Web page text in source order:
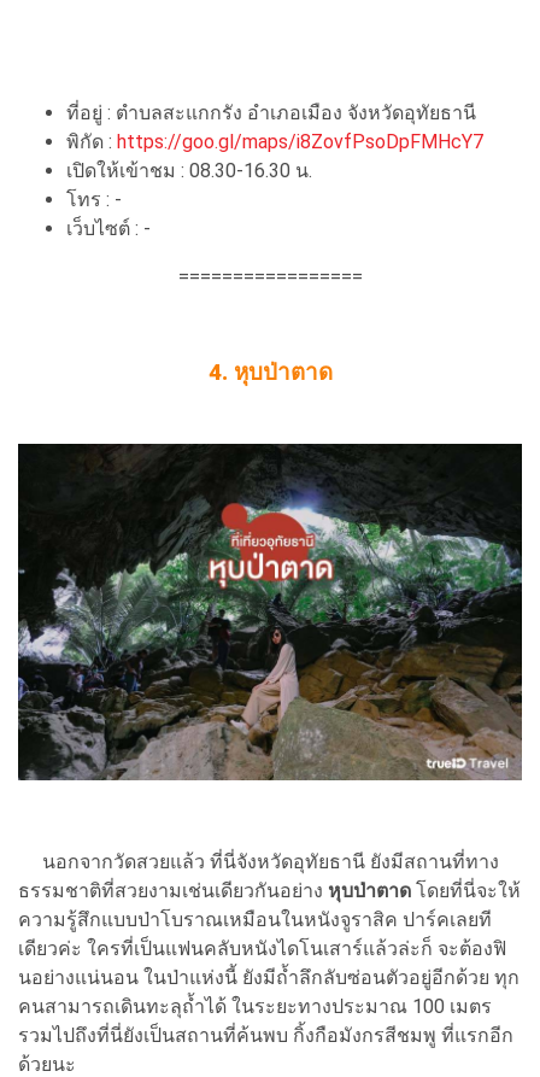
ที่อยู่ : ตำบลสะแกกรัง อำเภอเมือง จังหวัดอุทัยธานี
พิกัด : https://goo.gl/maps/i8ZovfPsoDpFMHcY7
เปิดให้เข้าชม : 08.30-16.30 น.
โทร : -
เว็บไซต์ : -
=================
4. หุบป่าตาด
นอกจากวัดสวยแล้ว ที่นี่จังหวัดอุทัยธานี ยังมีสถานที่ทาง
ธรรมชาติที่สวยงามเช่นเดียวกันอย่าง หุบป่าตาด โดยที่นี่จะให้
ความรู้สึกแบบป่าโบราณเหมือนในหนังจูราสิค ปาร์คเลยที
เดียวค่ะ ใครที่เป็นแฟนคลับหนังไดโนเสาร์แล้วล่ะก็ จะต้องฟิ
นอย่างแน่นอน ในป่าแห่งนี้ ยังมีถ้ำลึกลับซ่อนตัวอยู่อีกด้วย ทุก
คนสามารถเดินทะลุถ้ำได้ ในระยะทางประมาณ 100 เมตร
รวมไปถึงที่นี่ยังเป็นสถานที่ค้นพบ กิ้งกือมังกรสีชมพู ที่แรกอีก
ด้วยนะ